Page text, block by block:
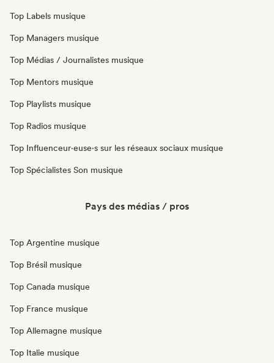
Top Labels musique
Top Managers musique
Top Médias / Journalistes musique
Top Mentors musique
Top Playlists musique
Top Radios musique
Top Influenceur·euse·s sur les réseaux sociaux musique
Top Spécialistes Son musique
Pays des médias / pros
Top Argentine musique
Top Brésil musique
Top Canada musique
Top France musique
Top Allemagne musique
Top Italie musique